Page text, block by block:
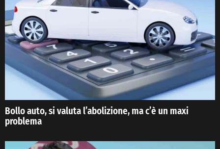
Bollo auto, si valuta l’abolizione, ma c’è un maxi
problema